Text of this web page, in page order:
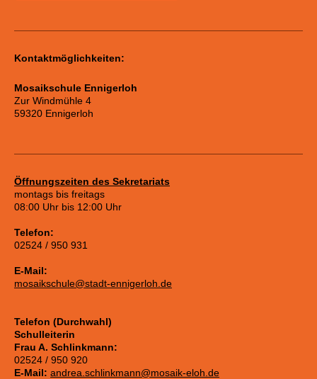
Kontaktmöglichkeiten:
Mosaikschule Ennigerloh
Zur Windmühle 4
59320 Ennigerloh
Öffnungszeiten des Sekretariats
montags bis freitags
08:00 Uhr bis 12:00 Uhr
Telefon:
02524 / 950 931
E-Mail:
mosaikschule@stadt-ennigerloh.de
Telefon (Durchwahl)
Schulleiterin
Frau A. Schlinkmann:
02524 / 950 920
E-Mail: andrea.schlinkmann@mosaik-eloh.de